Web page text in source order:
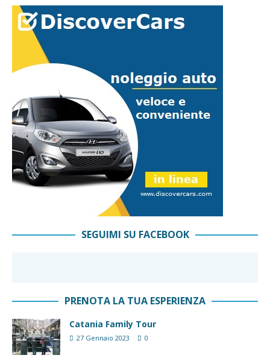
SEGUIMI SU FACEBOOK
PRENOTA LA TUA ESPERIENZA
Catania Family Tour
27 Gennaio 2023 0